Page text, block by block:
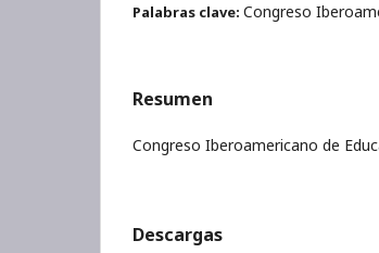
Palabras clave: Congreso
Resumen
Congreso Iberoamericano de
Descargas